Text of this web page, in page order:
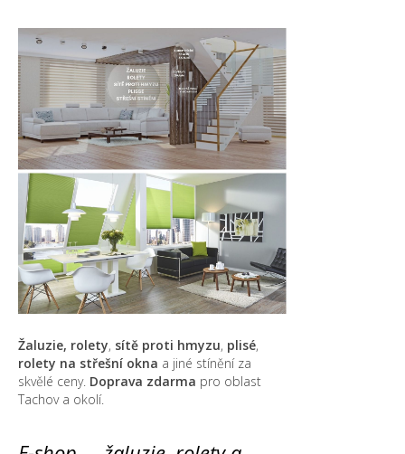
Žaluzie, rolety, sítě proti hmyzu, plisé,
rolety na střešní okna a jiné stínění za
skvělé ceny. Doprava zdarma pro oblast
Tachov a okolí.